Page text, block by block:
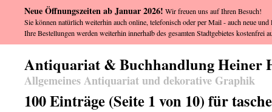
Antiquariat & Buchhandlung Heiner
Allgemeines Antiquariat und dekorative Graphik
100 Einträge (Seite 1 von 10) für
Neue Öffnungszeiten ab Januar 2026! Wir freuen uns auf Ihren Besuch!
Sie können natürlich weiterhin auch online, telefonisch oder per Mail - auch neue
Ihre Bestellungen werden weiterhin innerhalb des gesamten Stadtgebietes kostenfrei